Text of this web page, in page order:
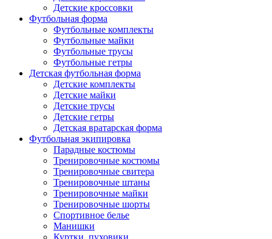
Детские кроссовки
Футбольная форма
Футбольные комплекты
Футбольные майки
Футбольные трусы
Футбольные гетры
Детская футбольная форма
Детские комплекты
Детские майки
Детские трусы
Детские гетры
Детская вратарская форма
Футбольная экипировка
Парадные костюмы
Тренировочные костюмы
Тренировочные свитера
Тренировочные штаны
Тренировочные майки
Тренировочные шорты
Спортивное белье
Манишки
Куртки, пуховики